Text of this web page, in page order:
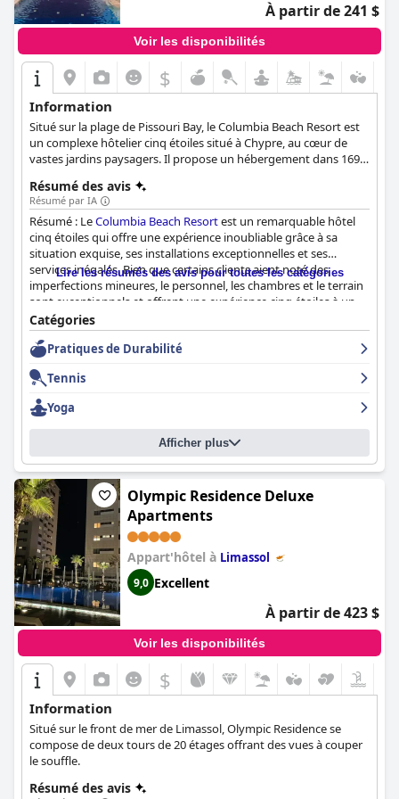
À partir de 241 $
Voir les disponibilités
$
Information
Situé sur la plage de Pissouri Bay, le Columbia Beach Resort est
un complexe hôtelier cinq étoiles situé à Chypre, au cœur de
vastes jardins paysagers. Il propose un hébergement dans 169
confort dont les clients peuvent avoir besoin, de délicieuses
options de restauration à l'Apollo Tavern ou au Bacchus
Restaurant, un spa avec des soins relaxants dispensés par le
personnel expert de l'Hébe Spa, ainsi qu'un Kids' Club et une
grande variété d'activités pour les familles et les enfants, telles
que des excursions à vélo, la natation et les sports nautiques.
Résumé des avis
Résumé par IA
Résumé : LeColumbia Beach Resortest un remarquable hôtel
cinq étoiles qui offre une expérience inoubliable grâce à sa
situation exquise, ses installations exceptionnelles et ses
services inégalés. Bien que certains clients aient noté des
imperfections mineures, le personnel, les chambres et le terrain
sont exceptionnels et offrent une expérience cinq étoiles à un
prix raisonnable. Dans l'ensemble, le complexe est un véritable
bijou qui offre aux clients un séjour unique et relaxant.
Lire les résumés des avis pour toutes les catégories
Catégories
Pratiques de Durabilité
Tennis
Yoga
Afficher plus
Olympic Residence Deluxe
Apartments
Appart'hôtel à Limassol
9,0 Excellent
À partir de 423 $
Voir les disponibilités
$
Information
Situé sur le front de mer de Limassol, Olympic Residence se
compose de deux tours de 20 étages offrant des vues à couper
le souffle.
Résumé des avis